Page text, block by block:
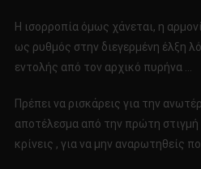
Η ισορροπία όμως χάνεται, η
ως ρυθμός στην διεγερμένη έλξη
εντολής από τον αρχικό πυρήνα …
Πρέπει να ρισκάρεις για την
αποτέλεσμα από την πρώτη στιγμή
κρίνεις , για να μην αναρωτηθείς